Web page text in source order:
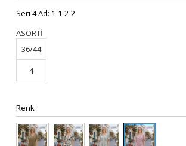
Seri 4 Ad: 1-1-2-2
ASORTİ
36/44
4
Renk